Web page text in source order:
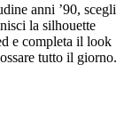
anni ’90, scegli
la silhouette
e completa il look
tutto il giorno.